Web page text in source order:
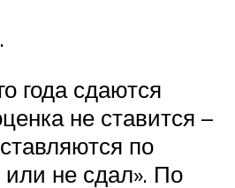
года сдаются
не ставится –
по
не сдал». По